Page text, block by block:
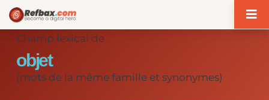
Champ lexical de
objet
(mots de la même famille et synonymes)
Panneau de gestion des cookies